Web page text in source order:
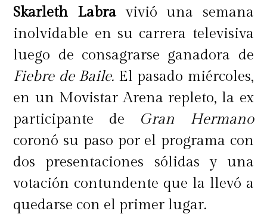
Skarleth Labravivió una semana
inolvidable en su carrera televisiva
luego de consagrarse ganadora de
Fiebre de Baile. El pasado miércoles,
en un Movistar Arena repleto, la ex
participante de Gran Hermano
coronó su paso por el programa con
dos presentaciones sólidas y una
votación contundente que la llevó a
quedarse con el primer lugar.